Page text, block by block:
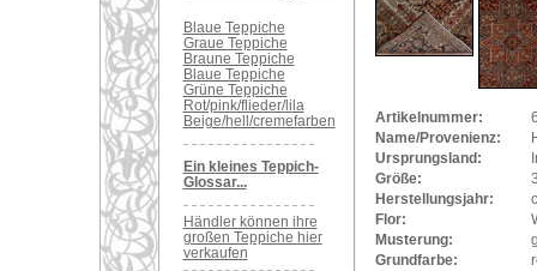
Blaue Teppiche
Graue Teppiche
Braune Teppiche
Blaue Teppiche
Grüne Teppiche
Rot/pink/flieder/lila
Beige/hell/cremefarben
Ein kleines Teppich-
Glossar...
Händler können ihre
großen Teppiche hier
verkaufen
Artikelnummer:
Name/Provenienz:
Ursprungsland:
Größe:
Herstellungsjahr:
Flor:
Musterung:
Grundfarbe: